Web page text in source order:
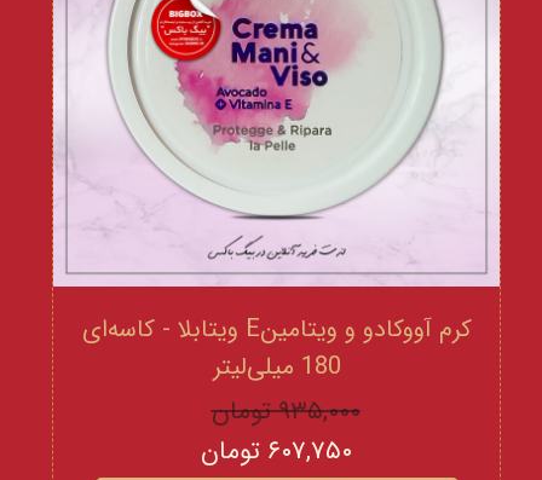
کرم آووکادو و ویتامینE ویتابلا - کاسه‌ای
180 میلی‌لیتر
۹۳۵,۰۰۰ تومان
۶۰۷,۷۵۰ تومان